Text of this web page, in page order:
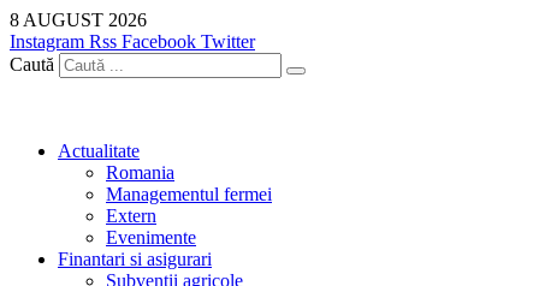
Sari
la
conținut
8 AUGUST 2026
Instagram Rss Facebook Twitter
Caută
Actualitate
Romania
Managementul fermei
Extern
Evenimente
Finantari si asigurari
Subventii agricole